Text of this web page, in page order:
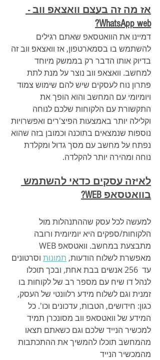
אז מה זה בעצם וואצאפ ווב -
WhatsApp web?
דמיינו את הוואטסאפ שאתם רגילים
להשתמש בו בסמארטפון, אז וואצאפ ווב זה
בדיוק אותו הדבר רק בממשק מיוחד
למחשב. וואצאפ ווב נוצר על מנת לתת
פתרון נוח לעסקים שיש להם שימוש צמוד
ויומיומי עם המחשב והוא הופך את
התקשורת עם הלקוחות שלכם לנוחה
וקלילה יותר באמצעות הפיצ'רים ואפשרויות
נוספות שנמצאים בתוכנה וכמובן בזה שהוא
נפתח על מחשב עם מסך גדול ומקלדת
נוחה ומהירה יותר להקלדה.
לאיזה עסקים כדאי להשתמש
בוואטסאפ WEB?
למעשה לכל עסק שההתנהלות מול
הלקוחות/ספקים היא יומיומית ורובה
מתבצעת במחשב.
מאפשרת לשלוח הודעות, תמונות וסרטונים
עד  256 אנשים בבת אחת, ובכך תוכלו
לנהל דו שיח עם מספר רב של לקוחות בו
זמנית וגם לשלוח מידע רלוונטי של העסק,
כגון: חידושים, הטבות, עדכונים וכו'. כל
המידע של וואטסאפ ווב מסונכרן תמיד
למכשיר הנייד שלכם וגם כשאתם תצאו
מהמחשב תוכלו להמשיך את ההתכתבות
מהמכשיר הנייד